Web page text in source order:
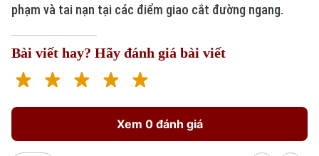
phạm và tai nạn tại các điểm giao cắt đường ngang.
Bài viết hay? Hãy đánh giá bài viết
Xem 0 đánh giá